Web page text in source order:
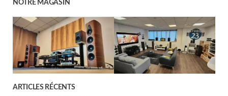
NOTRE MAGASIN
ARTICLES RÉCENTS